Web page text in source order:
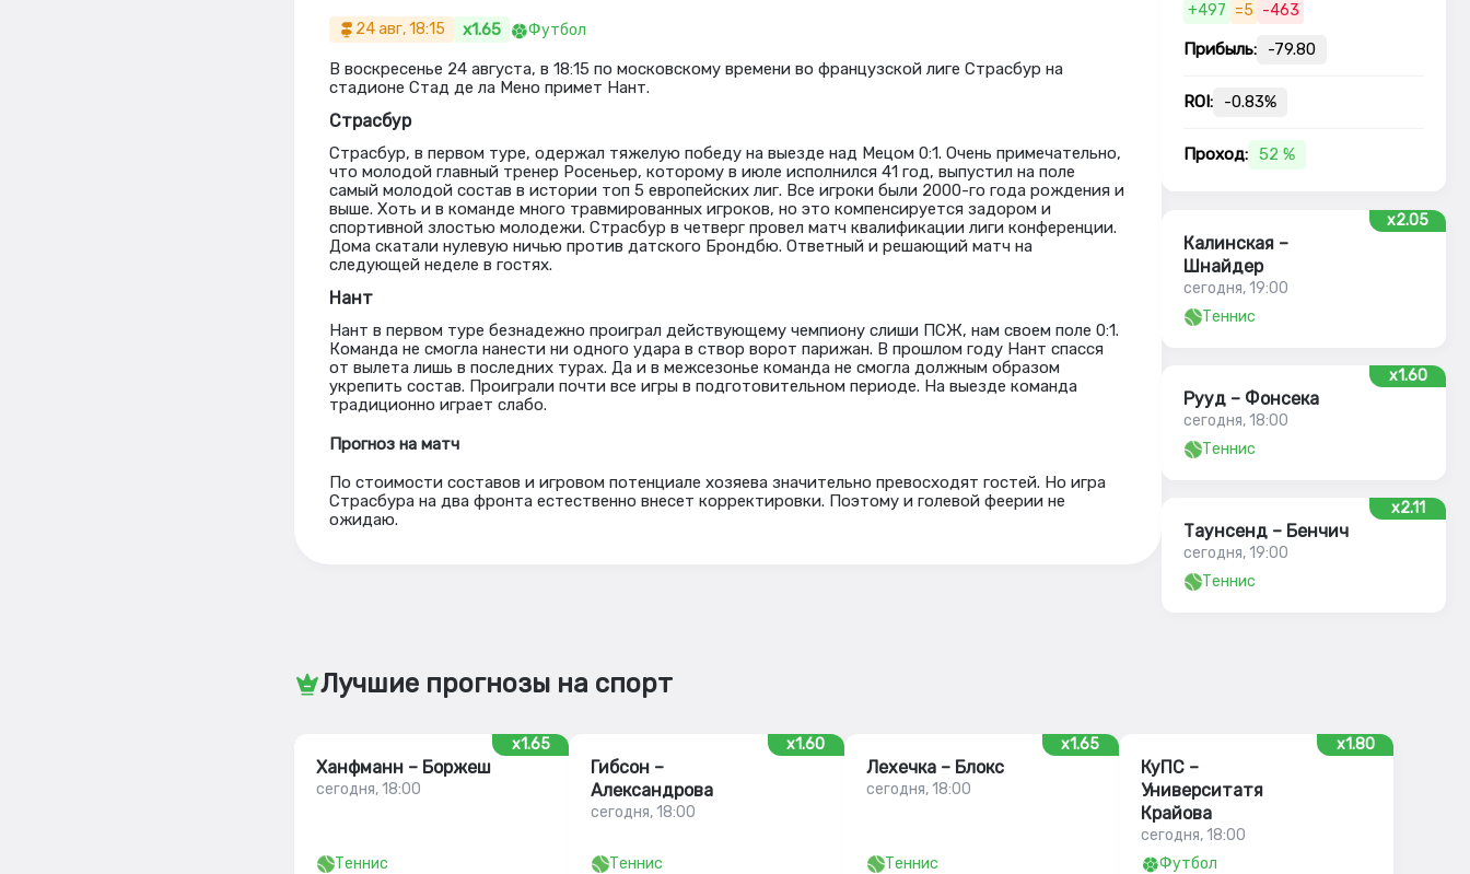
24 авг, 18:15 x1.65 Футбол
В воскресенье 24 августа, в 18:15 по московскому времени во французской лиге Страсбур на
стадионе Стад де ла Мено примет Нант.
Страсбур
Страсбур, в первом туре, одержал тяжелую победу на выезде над Мецом 0:1. Очень примечательно,
что молодой главный тренер Росеньер, которому в июле исполнился 41 год, выпустил на поле
самый молодой состав в истории топ 5 европейских лиг. Все игроки были 2000-го года рождения и
выше. Хоть и в команде много травмированных игроков, но это компенсируется задором и
спортивной злостью молодежи. Страсбур в четверг провел матч квалификации лиги конференции.
Дома скатали нулевую ничью против датского Брондбю. Ответный и решающий матч на
следующей неделе в гостях.
Нант
Нант в первом туре безнадежно проиграл действующему чемпиону слиши ПСЖ, нам своем поле 0:1.
Команда не смогла нанести ни одного удара в створ ворот парижан. В прошлом году Нант спасся
от вылета лишь в последних турах. Да и в межсезонье команда не смогла должным образом
укрепить состав. Проиграли почти все игры в подготовительном периоде. На выезде команда
традиционно играет слабо.
Прогноз на матч
По стоимости составов и игровом потенциале хозяева значительно превосходят гостей. Но игра
Страсбура на два фронта естественно внесет корректировки. Поэтому и голевой феерии не
ожидаю.
+497 =5 -463
Прибыль: -79.80
ROI: -0.83%
Проход: 52 %
x2.05
Калинская –
Шнайдер
сегодня, 19:00
Теннис
x1.60
Рууд – Фонсека
сегодня, 18:00
Теннис
x2.11
Таунсенд – Бенчич
сегодня, 19:00
Теннис
Лучшие прогнозы на спорт
x1.65
Ханфманн – Боржеш
сегодня, 18:00
Теннис
x1.60
Гибсон –
Александрова
сегодня, 18:00
Теннис
x1.65
Лехечка – Блокс
сегодня, 18:00
Теннис
x1.80
КуПС –
Университатя
Крайова
сегодня, 18:00
Футбол